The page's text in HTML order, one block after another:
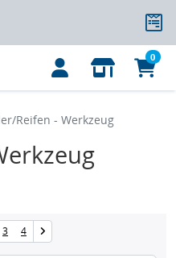
0
Reifen - Werkzeug
3 4